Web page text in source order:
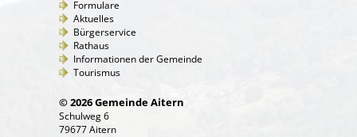
Formulare
Aktuelles
Bürgerservice
Rathaus
Informationen der Gemeinde
Tourismus
© 2026 Gemeinde Aitern
Schulweg 6
79677 Aitern